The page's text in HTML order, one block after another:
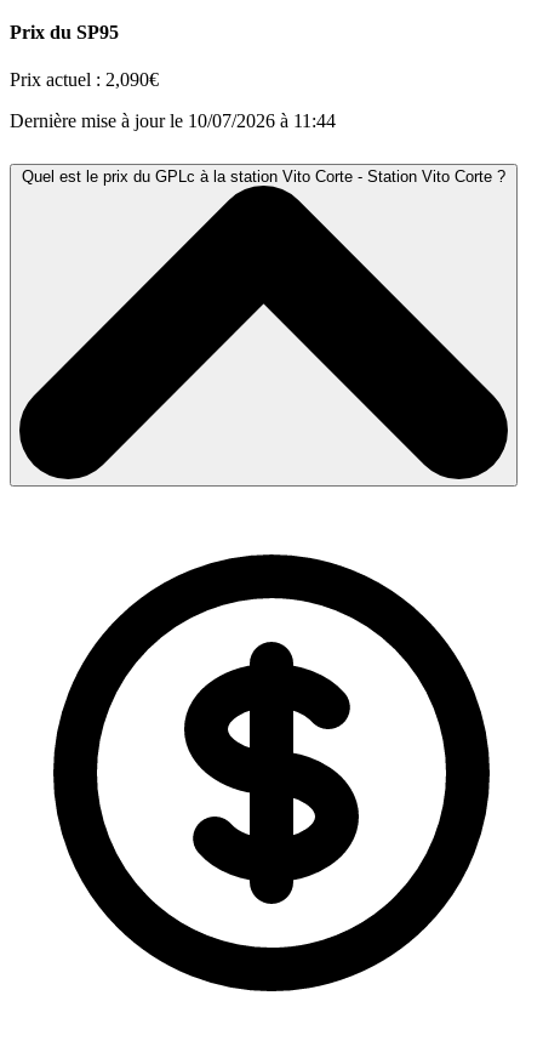
Prix du SP95
Prix actuel : 2,090€
Dernière mise à jour le 10/07/2026 à 11:44
Quel est le prix du GPLc à la station Vito Corte - Station Vito Corte ?